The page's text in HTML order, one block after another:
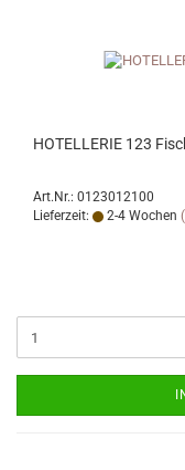
HOTELLERIE 123
Art.Nr.: 0123012100
Lieferzeit:
2-4 Wochen